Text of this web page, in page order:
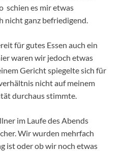
schien es mir etwas
nicht ganz befriedigend.
für gutes Essen auch ein
waren wir jedoch etwas
Gericht spiegelte sich für
nicht auf meinem
durchaus stimmte.
im Laufe des Abends
Wir wurden mehrfach
ist oder ob wir noch etwas